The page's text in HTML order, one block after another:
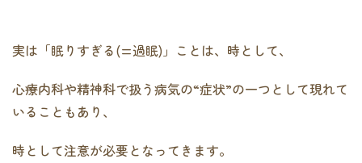
実は「眠りすぎる(=過眠)」ことは、時として、
心療内科や精神科で扱う病気の“症状”の一つとして現れて
いることもあり、
時として注意が必要となってきます。